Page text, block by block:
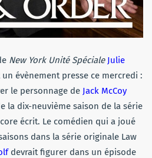
New York Unité Spéciale Julie
un évènement presse ce mercredi :
le personnage de Jack McCoy
la dix-neuvième saison de la série
écrit. Le comédien qui a joué
dans la série originale Law
devrait figurer dans un épisode